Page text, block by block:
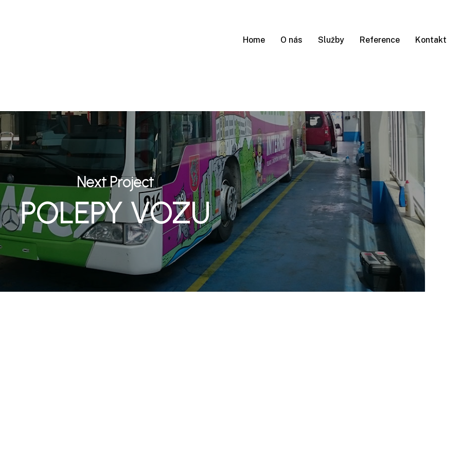
Home O nás Služby Reference Kontakt
Next Project
POLEPY VOZU